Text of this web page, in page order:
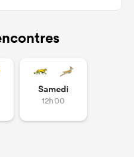
Samedi
12h00